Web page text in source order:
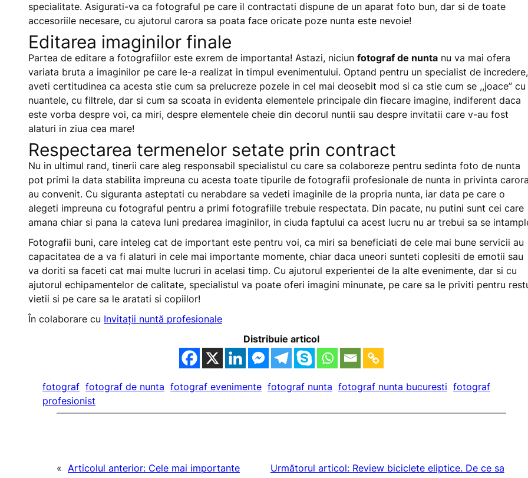
specialitate. Asigurati-va ca fotograful pe care il contractati dispune de un aparat foto bun, dar si de toate
accesoriile necesare, cu ajutorul carora sa poata face oricate poze nunta este nevoie!
Editarea imaginilor finale
Partea de editare a fotografiilor este exrem de importanta! Astazi, niciun fotograf de nunta nu va mai ofera
variata bruta a imaginilor pe care le-a realizat in timpul evenimentului. Optand pentru un specialist de incredere,
aveti certitudinea ca acesta stie cum sa prelucreze pozele in cel mai deosebit mod si ca stie cum se ,,joace” cu
nuantele, cu filtrele, dar si cum sa scoata in evidenta elementele principale din fiecare imagine, indiferent daca
este vorba despre voi, ca miri, despre elementele cheie din decorul nuntii sau despre invitatii care v-au fost
alaturi in ziua cea mare!
Respectarea termenelor setate prin contract
Nu in ultimul rand, tinerii care aleg responsabil specialistul cu care sa colaboreze pentru sedinta foto de nunta
pot primi la data stabilita impreuna cu acesta toate tipurile de fotografii profesionale de nunta in privinta
au convenit. Cu siguranta asteptati cu nerabdare sa vedeti imaginile de la propria nunta, iar data pe care o
alegeti impreuna cu fotograful pentru a primi fotografiile trebuie respectata. Din pacate, nu putini sunt cei care
amana chiar si pana la cateva luni predarea imaginilor, in ciuda faptului ca acest lucru nu ar trebui sa se
Fotografii buni, care inteleg cat de important este pentru voi, ca miri sa beneficiati de cele mai bune servicii au
capacitatea de a va fi alaturi in cele mai importante momente, chiar daca uneori sunteti coplesiti de emotii sau
va doriti sa faceti cat mai multe lucruri in acelasi timp. Cu ajutorul experientei de la alte evenimente, dar si cu
ajutorul echipamentelor de calitate, specialistul va poate oferi imagini minunate, pe care sa le priviti pentru
vietii si pe care sa le aratati si copiilor!
În colaborare cu Invitații nuntă profesionale
Distribuie articol
fotograf fotograf de nunta fotograf evenimente fotograf nunta fotograf nunta bucuresti fotograf
profesionist
« Articolul anterior: Cele mai importante
Următorul articol: Review biciclete eliptice. De ce sa